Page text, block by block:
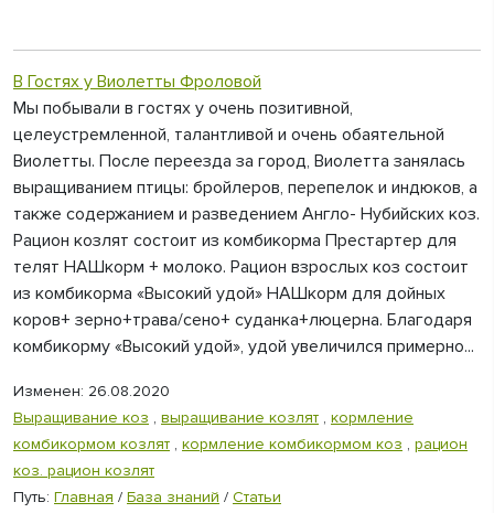
В Гостях у Виолетты Фроловой
Мы побывали в гостях у очень позитивной,
целеустремленной, талантливой и очень обаятельной
Виолетты. После переезда за город, Виолетта занялась
выращиванием птицы: бройлеров, перепелок и индюков, а
также содержанием и разведением Англо- Нубийских коз.
Рацион козлят состоит из комбикорма Престартер для
телят НАШкорм + молоко. Рацион взрослых коз состоит
из комбикорма «Высокий удой» НАШкорм для дойных
коров+ зерно+трава/сено+ суданка+люцерна. Благодаря
комбикорму «Высокий удой», удой увеличился примерно...
Изменен: 26.08.2020
Выращивание коз , выращивание козлят , кормление
комбикормом козлят , кормление комбикормом коз , рацион
коз. рацион козлят
Путь: Главная / База знаний / Статьи